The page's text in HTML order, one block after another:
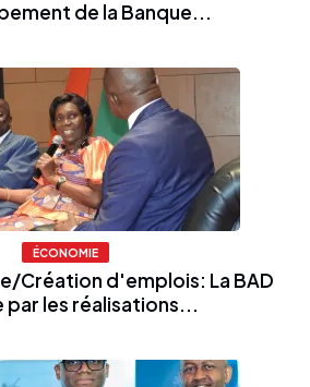
de la Banque...
ÉCONOMIE
Création d'emplois: La BAD
par les réalisations...